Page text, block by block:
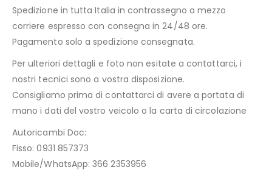
Spedizione in tutta Italia in contrassegno a mezzo
corriere espresso con consegna in 24/48 ore.
Pagamento solo a spedizione consegnata.
Per ulteriori dettagli e foto non esitate a contattarci, i
nostri tecnici sono a vostra disposizione.
Consigliamo prima di contattarci di avere a portata di
mano i dati del vostro veicolo o la carta di circolazione
Autoricambi Doc:
Fisso: 0931 857373
Mobile/WhatsApp: 366 2353956